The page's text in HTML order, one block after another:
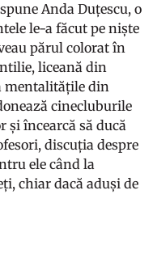
Anda Duțescu, o
le-a făcut pe niște
părul colorat în
liceană din
mentalitățile din
cinecluburile
și încearcă să ducă
discuția despre
ele când la
chiar dacă aduși de